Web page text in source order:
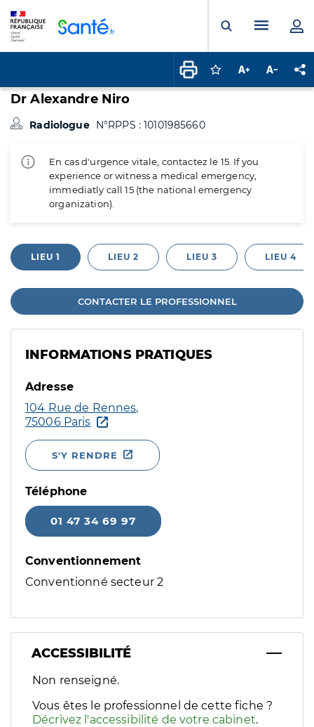
Ouvrir laMenu
Connectez-vous
Augmenter la
Dr Alexandre Niro
Radiologue N°RPPS : 10101985660
En cas d'urgence vitale, contactez le 15. If you
experience or witness a medical emergency,
immediatly call 15 (the national emergency
organization).
LIEU 1 LIEU 2 LIEU 3 LIEU 4
CONTACTER LE PROFESSIONNEL
INFORMATIONS PRATIQUES
Adresse
104 Rue de Rennes,
75006 Paris
S'Y RENDRE
Téléphone
01 47 34 69 97
Conventionnement
Conventionné secteur 2
ACCESSIBILITÉ
Filtres
Sélectionnez un ou plusieurs handicaps/besoins
Non renseigné.
Vous êtes le professionnel de cette fiche ?
Décrivez l'accessibilité de votre cabinet.